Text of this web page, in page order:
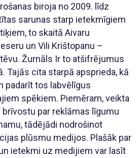
biroja no 2009. līdz
sarunas starp ietekmīgiem
to skaitā Aivaru
un Vili Krištopanu –
Žurnāls Ir to atšifrējumus
Tajās cita starpā apsprieda, kā
padarīt tos labvēlīgus
spēkiem. Piemēram, veikta
brīvostu par reklāmas līgumu
tādējādi nodrošinot
plūsmu medijos. Plašāk par
ietekmi uz medijiem var lasīt